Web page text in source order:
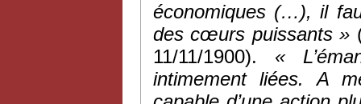
économiques (…), il
des cœurs puissants »
11/11/1900). «
intimement liées. A